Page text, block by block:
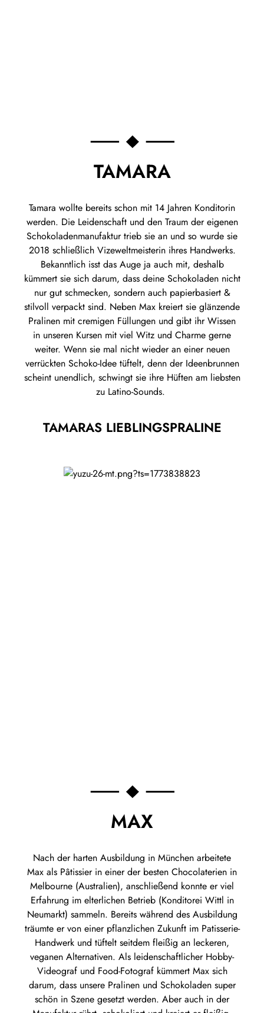
TAMARA
Tamara wollte bereits schon mit 14 Jahren Konditorin
werden. Die Leidenschaft und den Traum der eigenen
Schokoladenmanufaktur trieb sie an und so wurde sie
2018 schließlich Vizeweltmeisterin ihres Handwerks.
Bekanntlich isst das Auge ja auch mit, deshalb
kümmert sie sich darum, dass deine Schokoladen nicht
nur gut schmecken, sondern auch papierbasiert &
stilvoll verpackt sind. Neben Max kreiert sie glänzende
Pralinen mit cremigen Füllungen und gibt ihr Wissen
in unseren Kursen mit viel Witz und Charme gerne
weiter. Wenn sie mal nicht wieder an einer neuen
verrückten Schoko-Idee tüftelt, denn der Ideenbrunnen
scheint unendlich, schwingt sie ihre Hüften am liebsten
zu Latino-Sounds.
TAMARAS LIEBLINGSPRALINE
MAX
Nach der harten Ausbildung in München arbeitete
Max als Pâtissier in einer der besten Chocolaterien in
Melbourne (Australien), anschließend konnte er viel
Erfahrung im elterlichen Betrieb (Konditorei Wittl in
Neumarkt) sammeln. Bereits während des Ausbildung
träumte er von einer pflanzlichen Zukunft im Patisserie-
Handwerk und tüftelt seitdem fleißig an leckeren,
veganen Alternativen. Als leidenschaftlicher Hobby-
Videograf und Food-Fotograf kümmert Max sich
darum, dass unsere Pralinen und Schokoladen super
schön in Szene gesetzt werden. Aber auch in der